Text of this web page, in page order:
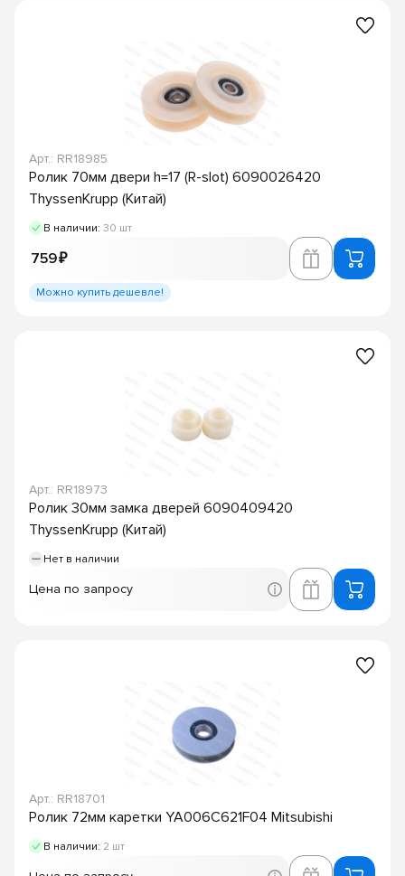
Арт.: RR18985
Ролик 70мм двери h=17 (R-slot) 6090026420
ThyssenKrupp (Китай)
В наличии: 30 шт
759 ₽
Можно купить дешевле!
Арт.: RR18973
Ролик 30мм замка дверей 6090409420
ThyssenKrupp (Китай)
Нет в наличии
Цена по запросу
Арт.: RR18701
Ролик 72мм каретки YA006C621F04 Mitsubishi
В наличии: 2 шт